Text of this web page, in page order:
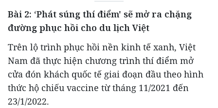
Bài 2: ‘Phát súng thí điểm' sẽ mở ra chặng
đường phục hồi cho du lịch Việt
Trên lộ trình phục hồi nền kinh tế xanh, Việt
Nam đã thực hiện chương trình thí điểm mở
cửa đón khách quốc tế giai đoạn đầu theo hình
thức hộ chiếu vaccine từ tháng 11/2021 đến
23/1/2022.